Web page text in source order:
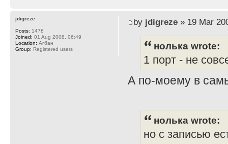
by jdigreze» 19 Mar
нолька wrote:
1 порт - не
А по-моему в
нолька wrote:
но с записью
jdigreze
Posts: 1478
Joined: 01 Aug 2008, 06:49
Location: Агбан
Group: Registered users